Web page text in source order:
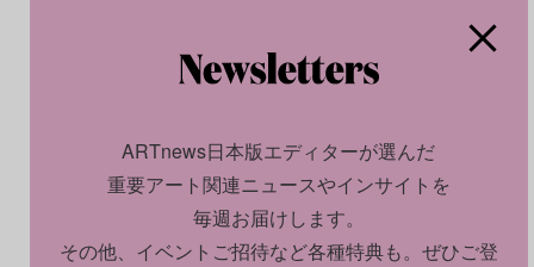
ARTnews日本版エディターが選んだ
重要アート関連ニュースやインサイトを
毎週お届けします。
その他、イベントご招待など各種特典も。ぜひご登